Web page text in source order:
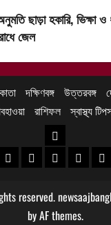
ছাড়া হকারি, ভিক্ষা ও
জেল
দক্ষিণবঙ্গ উত্তরবঙ্গ
রাশিফল স্বাস্থ্য
খবরখবর
বীরভূম খবরমুর্শিদাবাদ খবর
উত্তরবঙ্গ
কোচবিহার নিউজ
reserved.
by AF themes.